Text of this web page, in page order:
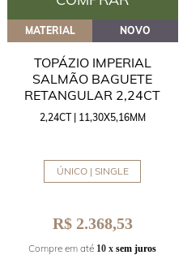
MATERIAL NOVO
TOPÁZIO IMPERIAL
SALMÃO BAGUETE
RETANGULAR 2,24CT
2,24CT | 11,30X5,16MM
ÚNICO | SINGLE
R$ 2.368,53
Compre em até 10 x sem juros